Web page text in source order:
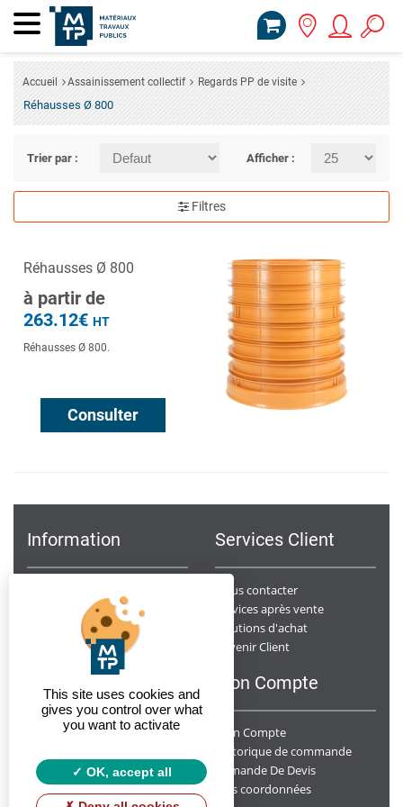
Accueil Assainissement collectif Regards PP de visite
Réhausses Ø 800
Trier par : Afficher :
Filtres
Réhausses Ø 800
à partir de
263.12€ HT
Réhausses Ø 800.
Consulter
Information
Points de ventes
Données Personnelles
Services Client
Nous contacter
Services après vente
Solutions d'achat
Devenir Client
Y a t-il un suivi des chantiers ?
Quelle est la disponibilité de vos produits ?
Mon Compte
Mon Compte
Historique de commande
Demande De Devis
Mes coordonnées
This site uses cookies and
gives you control over what
you want to activate
OK, accept all